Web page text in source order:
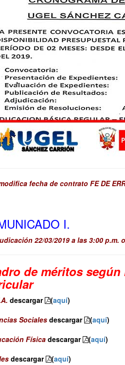
fecha de contrato FE DE
I.
22/03/2019 a las 3:00 p.m.
de méritos
descargar (aquí)
Sociales descargar (aquí)
Física descargar (aquí)
descargar (aquí)